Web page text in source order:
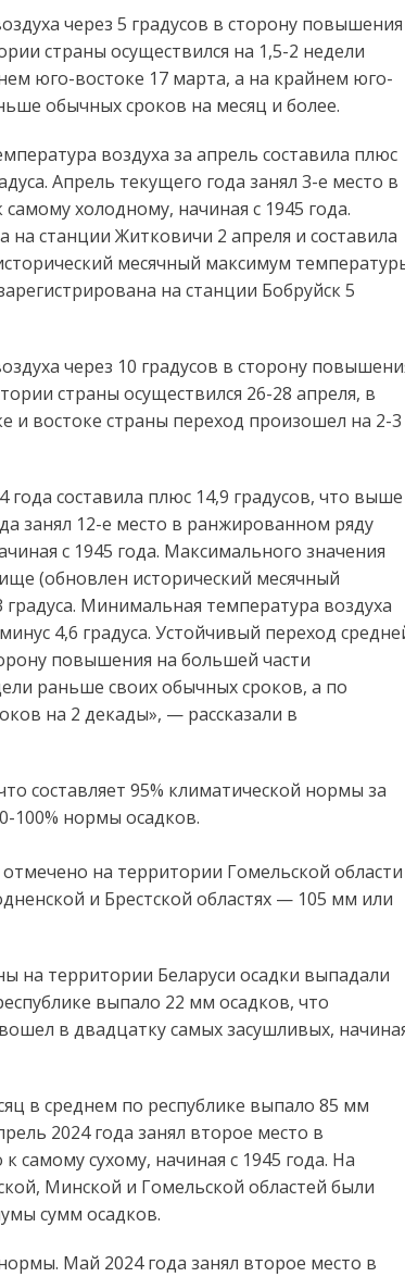
через 5 градусов в сторону повышения
страны осуществился на 1,5-2 недели
юго-востоке 17 марта, а на крайнем юго-
обычных сроков на месяц и более.
воздуха за апрель составила плюс
Апрель текущего года занял 3-е место в
холодному, начиная с 1945 года.
станции Житковичи 2 апреля и составила
месячный максимум
на станции Бобруйск 5
через 10 градусов в сторону
страны осуществился 26-28 апреля, в
и востоке страны переход произошел на 2-3
года составила плюс 14,9 градусов, что выше
занял 12-е место в ранжированном ряду
с 1945 года. Максимального значения
(обновлен исторический месячный
Минимальная температура воздуха
4,6 градуса. Устойчивый переход
повышения на большей части
раньше своих обычных сроков, а по
на 2 декады», — рассказали в
составляет 95% климатической нормы за
100% нормы осадков.
на территории Гомельской области
и Брестской областях — 105 мм или
на территории Беларуси осадки выпадали
выпало 22 мм осадков, что
в двадцатку самых засушливых,
в среднем по республике выпало 85 мм
2024 года занял второе место в
сухому, начиная с 1945 года. На
Минской и Гомельской областей были
сумм осадков.
Май 2024 года занял второе место в